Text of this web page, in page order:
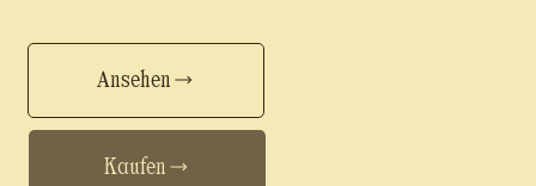
Ansehen
Kaufen